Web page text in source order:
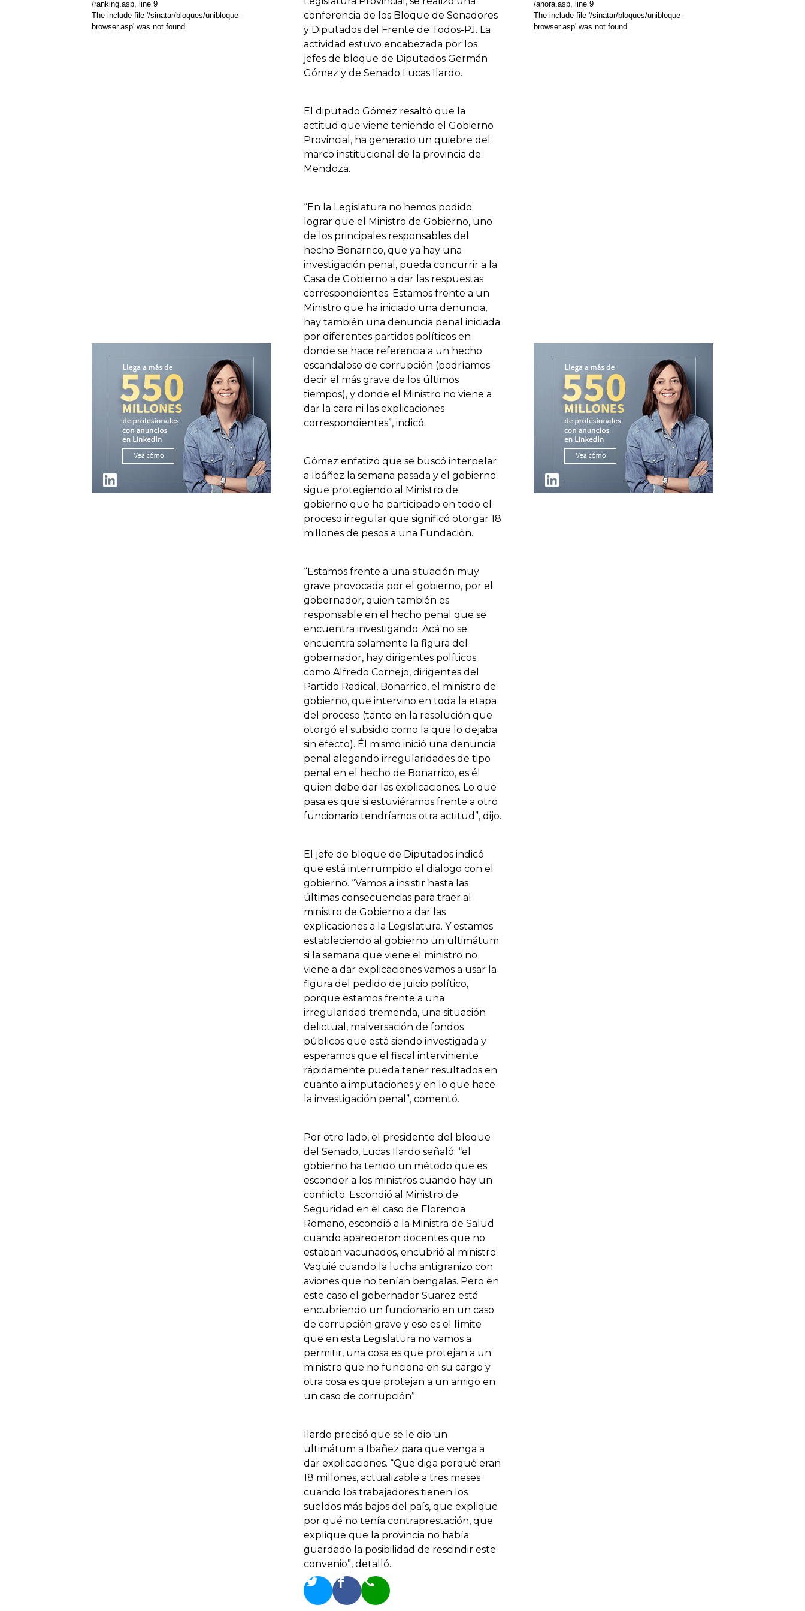
conferencia de los Bloque de Senadores
y Diputados del Frente de Todos-PJ. La
actividad estuvo encabezada por los
jefes de bloque de Diputados Germán
Gómez y de Senado Lucas Ilardo.
El diputado Gómez resaltó que la
actitud que viene teniendo el Gobierno
Provincial, ha generado un quiebre del
marco institucional de la provincia de
Mendoza.
“En la Legislatura no hemos podido
lograr que el Ministro de Gobierno, uno
de los principales responsables del
hecho Bonarrico, que ya hay una
investigación penal, pueda concurrir a la
Casa de Gobierno a dar las respuestas
correspondientes. Estamos frente a un
Ministro que ha iniciado una denuncia,
hay también una denuncia penal iniciada
por diferentes partidos políticos en
donde se hace referencia a un hecho
escandaloso de corrupción (podríamos
decir el más grave de los últimos
tiempos), y donde el Ministro no viene a
dar la cara ni las explicaciones
correspondientes”, indicó.
Gómez enfatizó que se buscó interpelar
a Ibáñez la semana pasada y el gobierno
sigue protegiendo al Ministro de
gobierno que ha participado en todo el
proceso irregular que significó otorgar 18
millones de pesos a una Fundación.
“Estamos frente a una situación muy
grave provocada por el gobierno, por el
gobernador, quien también es
responsable en el hecho penal que se
encuentra investigando. Acá no se
encuentra solamente la figura del
gobernador, hay dirigentes políticos
como Alfredo Cornejo, dirigentes del
Partido Radical, Bonarrico, el ministro de
gobierno, que intervino en toda la etapa
del proceso (tanto en la resolución que
otorgó el subsidio como la que lo dejaba
sin efecto). Él mismo inició una denuncia
penal alegando irregularidades de tipo
penal en el hecho de Bonarrico, es él
quien debe dar las explicaciones. Lo que
pasa es que si estuviéramos frente a otro
funcionario tendríamos otra actitud”, dijo.
El jefe de bloque de Diputados indicó
que está interrumpido el dialogo con el
gobierno. “Vamos a insistir hasta las
últimas consecuencias para traer al
ministro de Gobierno a dar las
explicaciones a la Legislatura. Y estamos
estableciendo al gobierno un ultimátum:
si la semana que viene el ministro no
viene a dar explicaciones vamos a usar la
figura del pedido de juicio político,
porque estamos frente a una
irregularidad tremenda, una situación
delictual, malversación de fondos
públicos que está siendo investigada y
esperamos que el fiscal interviniente
rápidamente pueda tener resultados en
cuanto a imputaciones y en lo que hace
la investigación penal”, comentó.
Por otro lado, el presidente del bloque
del Senado, Lucas Ilardo señaló: “el
gobierno ha tenido un método que es
esconder a los ministros cuando hay un
conflicto. Escondió al Ministro de
Seguridad en el caso de Florencia
Romano, escondió a la Ministra de Salud
cuando aparecieron docentes que no
estaban vacunados, encubrió al ministro
Vaquié cuando la lucha antigranizo con
aviones que no tenían bengalas. Pero en
este caso el gobernador Suarez está
encubriendo un funcionario en un caso
de corrupción grave y eso es el límite
que en esta Legislatura no vamos a
permitir, una cosa es que protejan a un
ministro que no funciona en su cargo y
otra cosa es que protejan a un amigo en
un caso de corrupción”.
Ilardo precisó que se le dio un
ultimátum a Ibañez para que venga a
dar explicaciones. “Que diga porqué eran
18 millones, actualizable a tres meses
cuando los trabajadores tienen los
sueldos más bajos del país, que explique
por qué no tenía contraprestación, que
explique que la provincia no había
guardado la posibilidad de rescindir este
convenio”, detalló.
/ranking.asp, line 9
The include file '/sinatar/bloques/unibloque-
browser.asp' was not found.
/ahora.asp , line 9
The include file '/sinatar/bloques/unibloque-
browser.asp' was not found.